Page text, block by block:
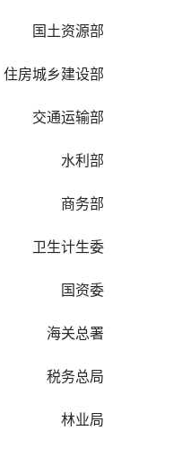
国土资源部
城乡建设部
交通运输部
水利部
商务部
卫生计生委
国资委
海关总署
税务总局
林业局